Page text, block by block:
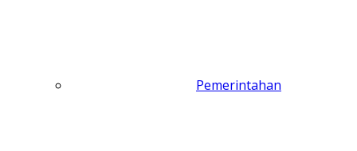
Pemerintahan